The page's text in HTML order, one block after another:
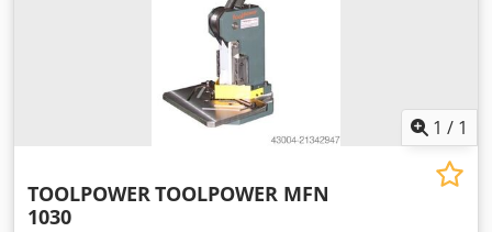
1 / 1
TOOLPOWERTOOLPOWER MFN
1030